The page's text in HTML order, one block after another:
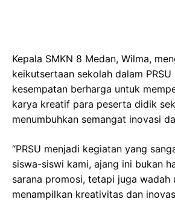
Kepala SMKN 8 Medan, Wilma,
keikutsertaan sekolah dalam PRSU
kesempatan berharga untuk
karya kreatif para peserta didik
menumbuhkan semangat inovasi
“PRSU menjadi kegiatan yang
siswa-siswi kami, ajang ini bukan
sarana promosi, tetapi juga wadah
menampilkan kreativitas dan